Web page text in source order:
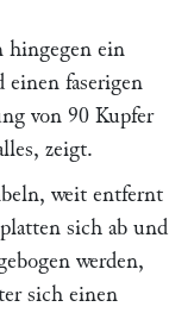
hingegen ein
einen faserigen
von 90 Kupfer
zeigt.
weit entfernt
sich ab und
werden,
sich einen